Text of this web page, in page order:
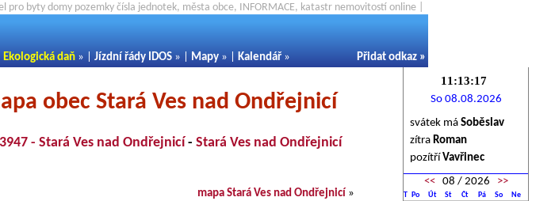
byty domy pozemky čísla jednotek, města obce, INFORMACE, katastr nemovitostí online |
Ekologická daň » | Jízdní řády IDOS » | Mapy » | Kalendář » Přidat odkaz »
obec Stará Ves nad Ondřejnicí
- Stará Ves nad Ondřejnicí - Stará Ves nad Ondřejnicí
mapa Stará Ves nad Ondřejnicí »
So 08.08.2026
svátek má Soběslav
zítra Roman
pozítří Vavřinec
<<08 / 2026 >>
T Po Út St Čt Pá So Ne